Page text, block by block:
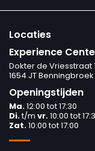
Locaties
Experience
Dokter de Vriesstraat
1654 JT Benningbroek
Openingstijden
Ma.12:00 tot 17:30
Di.t/m vr.10:00 tot
Zat.10:00 tot 17:00